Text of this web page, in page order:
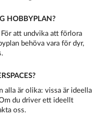
HOBBYPLAN?
att undvika att förlora
behöva vara för dyr,
alla är olika: vissa är ideella
du driver ett ideellt
oss.